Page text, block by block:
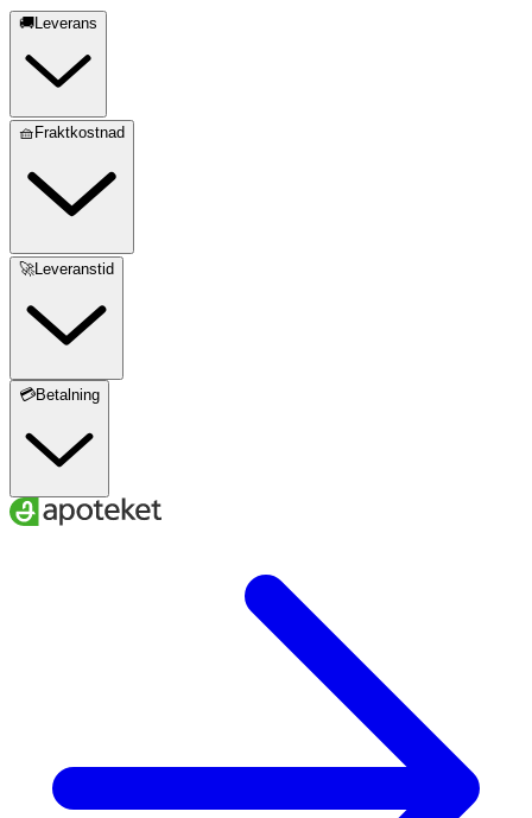
🚚Leverans
🧺Fraktkostnad
🚀Leveranstid
💳Betalning